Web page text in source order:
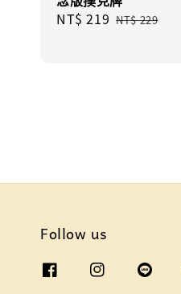
Sale
NT$ 219 Regular
NT$ 229
Follow us